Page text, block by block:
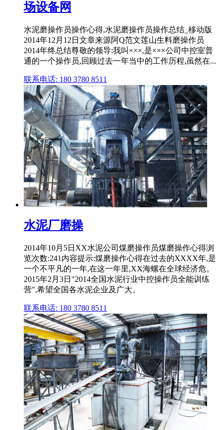
场设备网
水泥磨操作员操作心得,水泥磨操作员操作总结_移动版
2014年12月12日文章来源阿Q范文莲山生料磨操作员
2014年终总结尊敬的领导:我叫×××,是×××公司中控室普
通的一个操作员,回顾过去一年当中的工作历程,虽然在...
联系电话: 180 3780 8511
水泥厂磨操
2014年10月5日XX水泥公司煤磨操作员煤磨操作心得浏
览次数:241内容提示:煤磨操作心得在过去的XXXX年,是
一个不平凡的一年,在这一年里,XX海螺在全球经济危。
2015年2月3日"2014全国水泥行业中控操作员全能训练
营",希望全国各水泥企业及广大。
联系电话: 180 3780 8511